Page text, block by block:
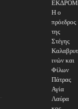
ΕΚΔΡΟΜ
Η ο
πρόεδρος
της
Στέγης
Καλαβρυτ
ινών και
Φίλων
Πάτρας
Αγία
Λαύρα